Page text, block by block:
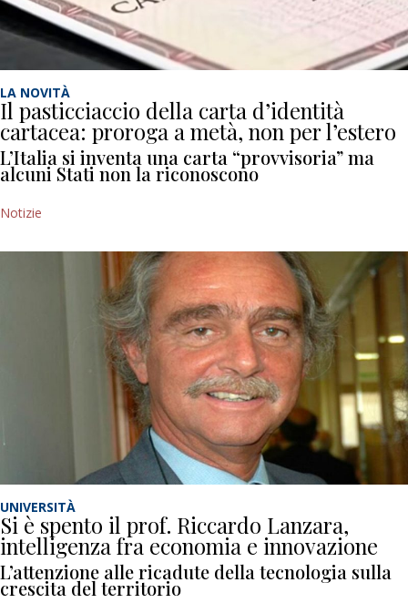
LA NOVITÀ
Il pasticciaccio della carta d’identità
cartacea: proroga a metà, non per l’estero
L’Italia si inventa una carta “provvisoria” ma
alcuni Stati non la riconoscono
Notizie
UNIVERSITÀ
Si è spento il prof. Riccardo Lanzara,
intelligenza fra economia e innovazione
L’attenzione alle ricadute della tecnologia sulla
crescita del territorio